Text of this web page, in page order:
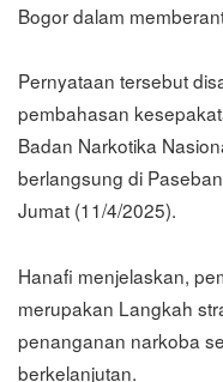
Bogor dalam
Pernyataan tersebut
pembahasan
Badan Narkotika
berlangsung di
Jumat (11/4/2025).
Hanafi menjelaskan,
merupakan Langkah
penanganan narkoba
berkelanjutan.